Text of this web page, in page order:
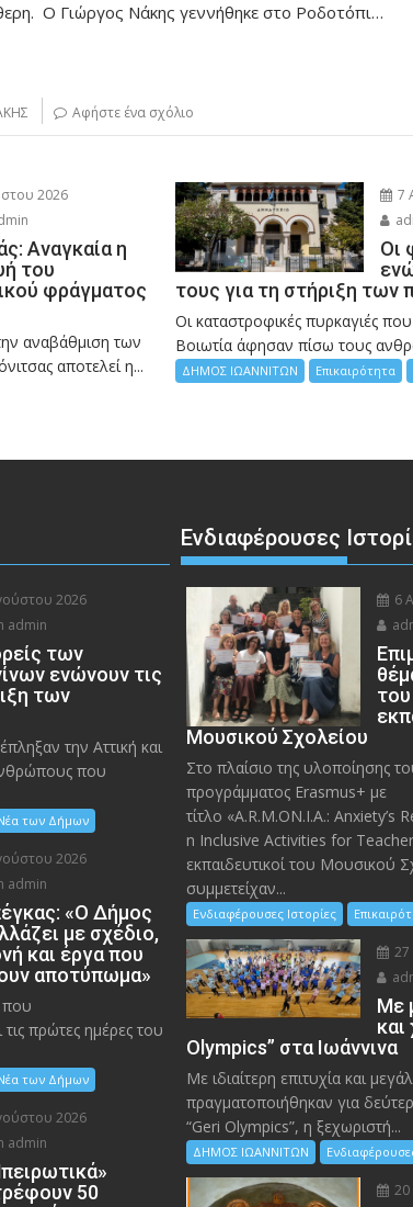
Ο Γιώργος Νάκης γεννήθηκε στο Ροδοτόπι…
Αφήστε ένα σχόλιο
2026
Αναγκαία η
του
φράγματος
αναβάθμιση των
αποτελεί η...
7
Οι
τους για τη στήριξη των
Οι καταστροφικές πυρκαγιές
Bοιωτία άφησαν πίσω τους
ΔΗΜΟΣ ΙΩΑΝΝΙΤΩΝ Επικαιρότητα
2026
admin
των
ενώνουν τις
των
την Αττική και
που
των Δήμων
2026
admin
«Ο Δήμος
με σχέδιο,
και έργα που
αποτύπωμα»
που
πρώτες ημέρες του
των Δήμων
2026
admin
50
Ενδιαφέρουσες
6
Μουσικού Σχολείου
Στο πλαίσιο της υλοποίησης
προγράμματος Erasmus+ με
τίτλο «A.R.M.ON.I.A.:
n Inclusive Activities for
εκπαιδευτικοί του Μουσικού
συμμετείχαν...
Ενδιαφέρουσες Ιστορίες
Με
Olympics” στα Ιωάννινα
Με ιδιαίτερη επιτυχία και
πραγματοποιήθηκαν για
“Geri Olympics”, η ξεχωριστή...
ΔΗΜΟΣ ΙΩΑΝΝΙΤΩΝ